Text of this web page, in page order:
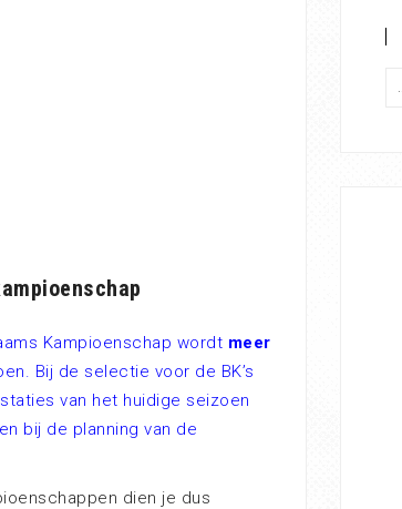
Kampioenschap wordt meer
Bij de selectie voor de BK’s
van het huidige seizoen
bij de planning van de
dien je dus